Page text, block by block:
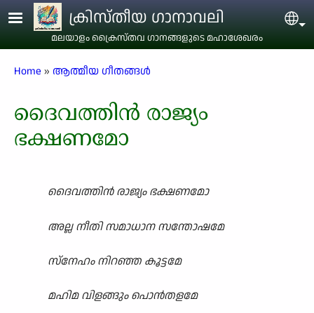
Skip to main contentക്രിസ്തീയ ഗാനാവലി
മലയാളം ക്രൈസ്തവ ഗാനങ്ങളുടെ മഹാശേഖരം
Breadcrumb
Home ആത്മീയ ഗീതങ്ങൾ
ദൈവത്തിൻ രാജ്യം
ഭക്ഷണമോ
ദൈവത്തിൻ രാജ്യം ഭക്ഷണമോ
അല്ല നീതി സമാധാന സന്തോഷമേ
സ്നേഹം നിറഞ്ഞ കൂട്ടമേ
മഹിമ വിളങ്ങും പൊൻതളമേ